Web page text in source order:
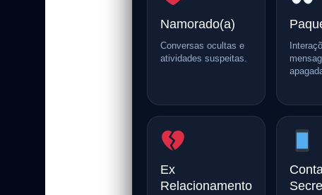
Namorado(a)
Conversas ocultas e
atividades suspeitas.
Ex
Relacionamento